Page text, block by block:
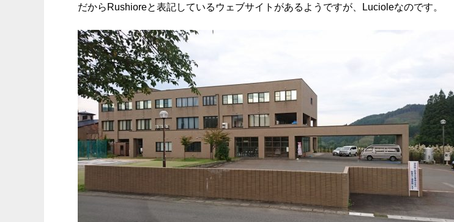
だからRushioreと表記しているウェブサイトがあるようですが、Lucioleなのです。